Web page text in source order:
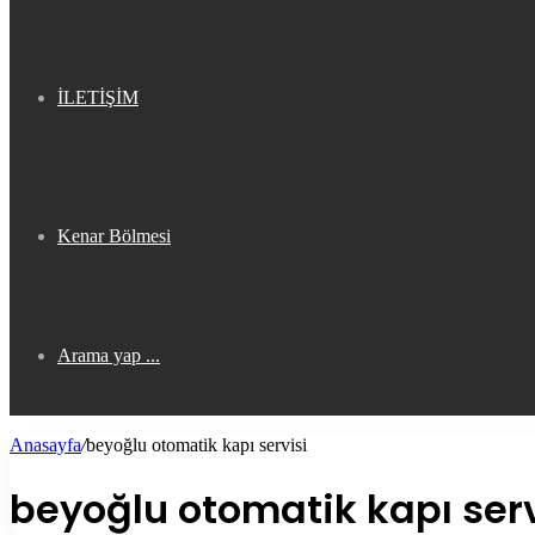
İLETİŞİM
Kenar Bölmesi
Arama yap ...
Anasayfa/beyoğlu otomatik kapı servisi
beyoğlu otomatik kapı